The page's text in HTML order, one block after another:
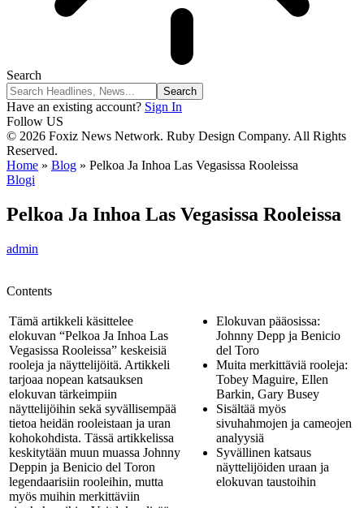
Search
Have an existing account? Sign In
Follow US
© 2026 Foxiz News Network. Ruby Design Company. All Rights
Reserved.
Home » Blog » Pelkoa Ja Inhoa Las Vegasissa Rooleissa
Blogi
Pelkoa Ja Inhoa Las Vegasissa Rooleissa
admin
Contents
Tämä artikkeli käsittelee
elokuvan “Pelkoa Ja Inhoa Las
Vegasissa Rooleissa” keskeisiä
rooleja ja näyttelijöitä. Artikkeli
tarjoaa nopean katsauksen
elokuvan tärkeimpiin
näyttelijöihin sekä syvällisempää
tietoa heidän rooleistaan ja uran
kohokohdista. Tässä artikkelissa
keskitytään muun muassa Johnny
Deppin ja Benicio del Toron
legendaarisiin rooleihin, mutta
myös muihin merkittäviin
Elokuvan pääosissa:
Johnny Depp ja Benicio
del Toro
Muita merkittäviä rooleja:
Tobey Maguire, Ellen
Barkin, Gary Busey
Sisältää myös
sivuhahmojen ja cameojen
analyysiä
Syvällinen katsaus
näyttelijöiden uraan ja
elokuvan taustoihin